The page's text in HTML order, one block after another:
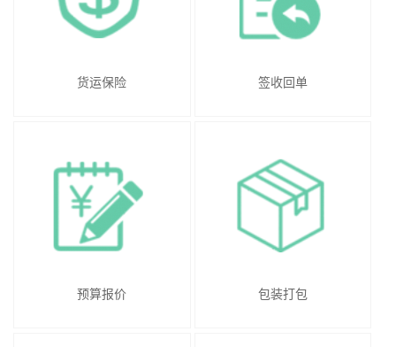
货运保险 签收回单
预算报价 包装打包